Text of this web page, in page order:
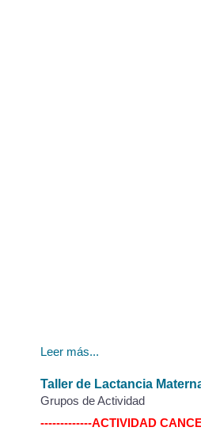
Leer más...
Taller de Lactancia
Grupos de Actividad
-------------ACTIVIDAD